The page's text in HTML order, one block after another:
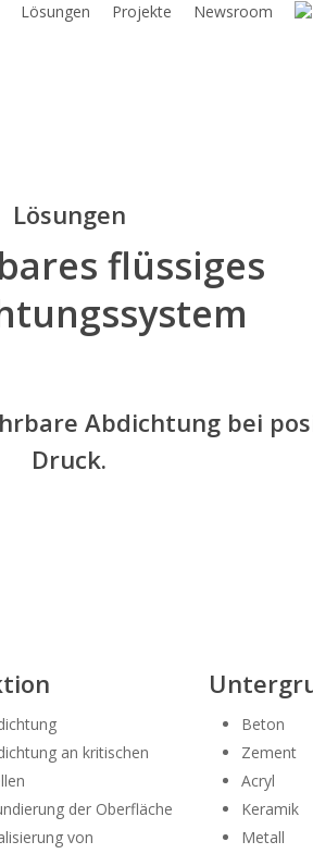
Lösungen Projekte Newsroom
Lösungen
flüssiges
Abdichtung bei
Druck.
an kritischen
der Oberfläche
von
Beton
Zement
Acryl
Keramik
Metall